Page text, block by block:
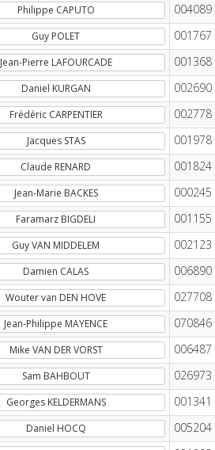
Philippe CAPUTO
004089
Guy POLET
001767
Jean-Pierre LAFOURCADE
001368
Daniel KURGAN
002690
Frédéric CARPENTIER
002778
Jacques STAS
001978
Claude RENARD
001824
Jean-Marie BACKES
000245
Faramarz BIGDELI
001155
Guy VAN MIDDELEM
002123
Damien CALAS
006890
Wouter van DEN HOVE
027708
Jean-Philippe MAYENCE
070846
Mike VAN DER VORST
006487
Sam BAHBOUT
026973
Georges KELDERMANS
001341
Daniel HOCQ
005204